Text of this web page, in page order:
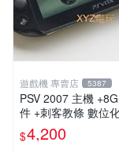
遊戲機 專賣店 5387
PSV 2007 主機
件 +刺客教條 數位化 保修一
年 品質有保障
$4,200